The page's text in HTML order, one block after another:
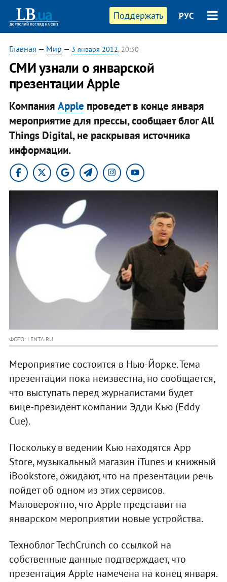
Поддержать РУС
Главная — Мир — 3 января 2012, 20:30
СМИ узнали о январской
презентации Apple
Компания Apple проведет в конце января
мероприятие для прессы, сообщает блог All
Things Digital, не раскрывая источника
информации.
ФОТО: LENTA.RU
Мероприятие состоится в Нью-Йорке. Тема
презентации пока неизвестна, но сообщается,
что выступать перед журналистами будет
вице-президент компании Эдди Кью (Eddy
Cue).
Поскольку в ведении Кью находятся App
Store, музыкальный магазин iTunes и книжный
iBookstore, ожидают, что на презентации речь
пойдет об одном из этих сервисов.
Маловероятно, что Apple представит на
январском мероприятии новые устройства.
Техноблог TechCrunch со ссылкой на
собственные данные подтверждает, что
презентация Apple намечена на конец января.